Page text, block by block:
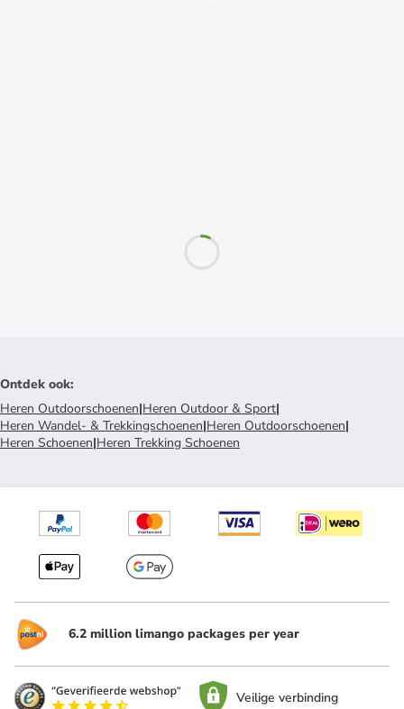
Ontdek ook:
Heren Outdoorschoenen|Heren Outdoor & Sport|
Heren Wandel- & Trekkingschoenen|Heren Outdoorschoenen|
Heren Schoenen|Heren Trekking Schoenen
6.2 million limango packages per year
Veilige verbinding